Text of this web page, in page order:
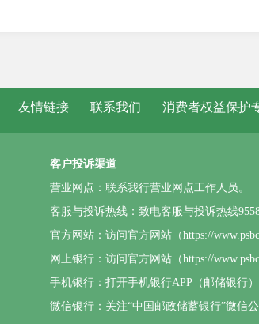
| 友情链接 | 联系我们 | 消费者权益保护
客户投诉渠道
营业网点：联系我行营业网点工作人员。
客服与投诉热线：致电客服与投诉热线
官方网站：访问官方网站（https://
网上银行：访问官方网站（https://
手机银行：打开手机银行APP（邮储银行
微信银行：关注“中国邮政储蓄银行”微信